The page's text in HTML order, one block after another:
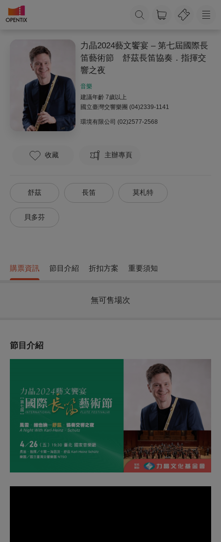
力晶2024藝文饗宴 – 第七屆國際長
笛藝術節 舒茲長笛協奏．指揮交
響之夜
音樂
建議年齡 7歲以上
國立臺灣交響樂團 (04)2339-1141
環境有限公司 (02)2577-2568
收藏 主辦專頁
舒茲 長笛 莫札特
貝多芬
購票資訊 節目介紹 折扣方案 重要須知
無可售場次
節目介紹